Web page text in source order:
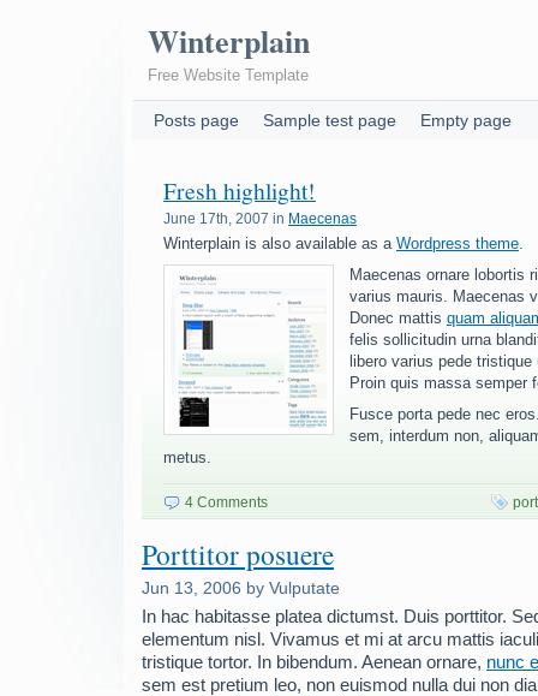
Winterplain
Free Website Template
Posts page Sample test page Empty page
Fresh highlight!
June 17th, 2007 in Maecenas
Winterplain is also available as a Wordpress theme.
Maecenas ornare lobortis
varius mauris. Maecenas
Donec mattis quam
felis sollicitudin urna
libero varius pede
Proin quis massa semper
Fusce porta pede nec
sem, interdum non,
metus.
4 Comments
Porttitor posuere
Jun 13, 2006 by Vulputate
In hac habitasse platea dictumst. Duis porttitor.
elementum nisl. Vivamus et mi at arcu mattis
tristique tortor. In bibendum. Aenean ornare, nunc
sem est pretium leo, non euismod nulla dui non